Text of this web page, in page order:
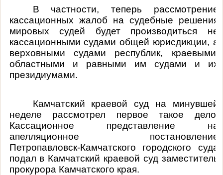
В частности, теперь рассмотрение
кассационных жалоб на судебные решения
мировых судей будет производиться не
кассационными судами общей юрисдикции, а
верховными судами республик, краевыми,
областными и равными им судами и их
президиумами.
Камчатский краевой суд на минувшей
неделе рассмотрел первое такое дело.
Кассационное представление на
апелляционное постановление
Петропавловск-Камчатского городского суда
подал в Камчатский краевой суд заместитель
прокурора Камчатского края.